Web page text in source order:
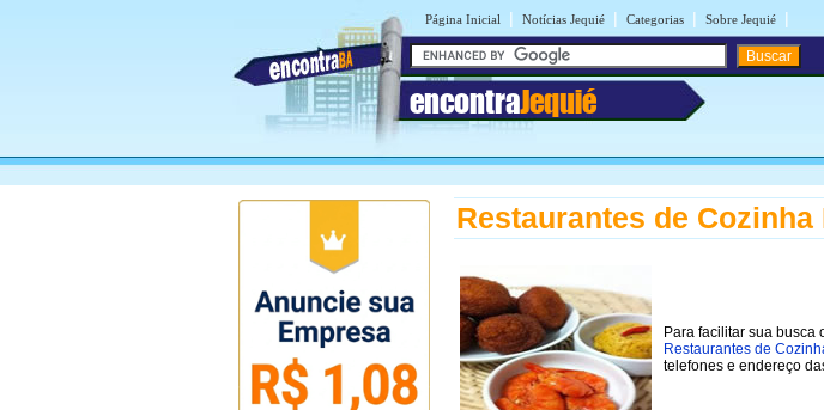
Página Inicial | Notícias Jequié | Categorias | Sobre Jequié |
encontraJequié
Restaurantes de
Para facilitar sua busca
Restaurantes de
telefones e endereço